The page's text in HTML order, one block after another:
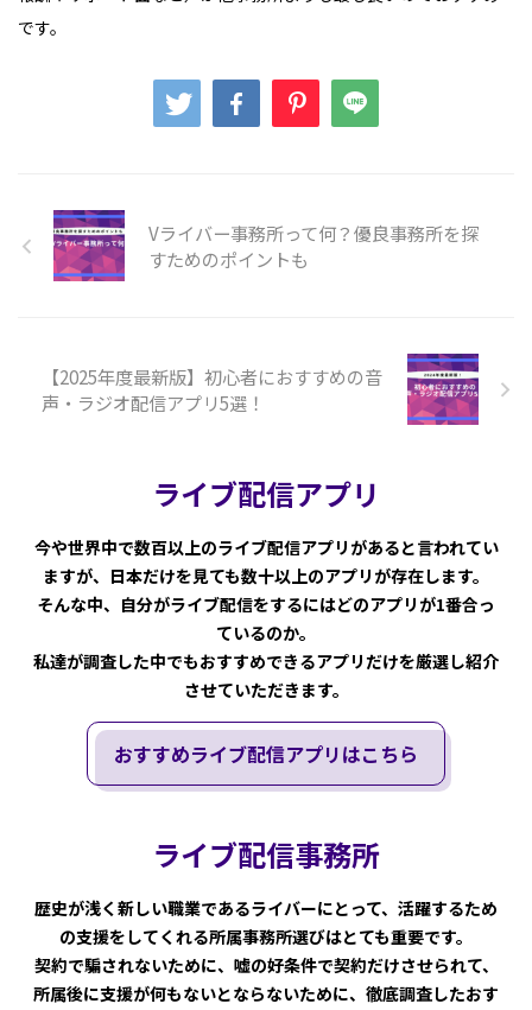
です。
Vライバー事務所って何？優良事務所を探
すためのポイントも
【2025年度最新版】初心者におすすめの音
声・ラジオ配信アプリ5選！
ライブ配信アプリ
今や世界中で数百以上のライブ配信アプリがあると言われてい
ますが、日本だけを見ても数十以上のアプリが存在します。
そんな中、自分がライブ配信をするにはどのアプリが1番合っ
ているのか。
私達が調査した中でもおすすめできるアプリだけを厳選し紹介
させていただきます。
おすすめライブ配信アプリはこちら
ライブ配信事務所
歴史が浅く新しい職業であるライバーにとって、活躍するため
の支援をしてくれる所属事務所選びはとても重要です。
契約で騙されないために、嘘の好条件で契約だけさせられて、
所属後に支援が何もないとならないために、徹底調査したおす